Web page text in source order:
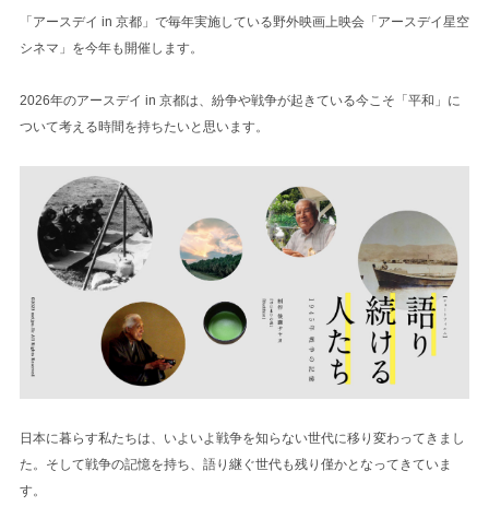
「アースデイ in 京都」で毎年実施している野外映画上映会「アースデイ星空
シネマ」を今年も開催します。
2026年のアースデイ in 京都は、紛争や戦争が起きている今こそ「平和」に
ついて考える時間を持ちたいと思います。
日本に暮らす私たちは、いよいよ戦争を知らない世代に移り変わってきまし
た。そして戦争の記憶を持ち、語り継ぐ世代も残り僅かとなってきていま
す。